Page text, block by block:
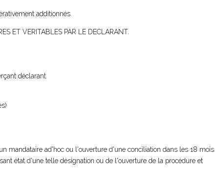
additionnés.
ET VERITABLES PAR LE DECLARANT.
déclarant
mandataire ad'hoc ou l'ouverture d'une conciliation dans les 18 mois
état d'une telle désignation ou de l'ouverture de la procédure et